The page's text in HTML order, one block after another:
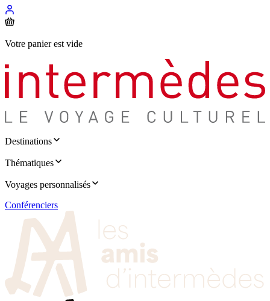
Votre panier est vide
Destinations
Thématiques
Voyages personnalisés
Conférenciers